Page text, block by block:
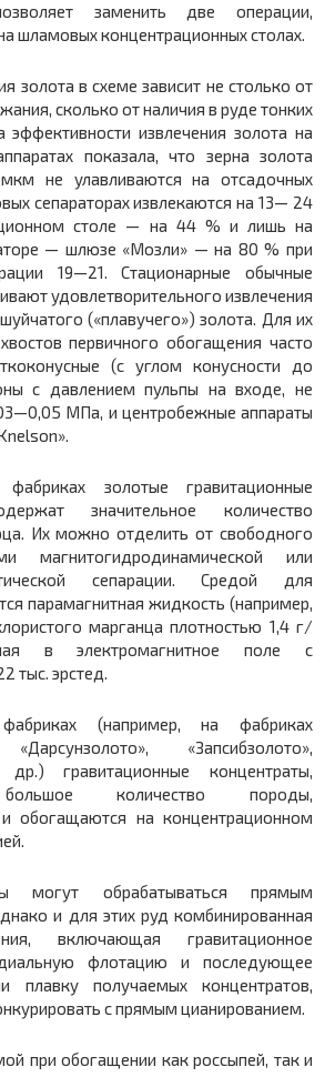
заменить две операции,
шламовых концентрационных столах.
золота в схеме зависит не столько от
сколько от наличия в руде тонких
эффективности извлечения золота на
показала, что зерна золота
не улавливаются на отсадочных
сепараторах извлекаются на 13— 24
столе — на 44 % и лишь на
— шлюзе «Мозли» — на 80 % при
19—21. Стационарные обычные
удовлетворительного извлечения
(«плавучего») золота. Для их
первичного обогащения часто
(с углом конусности до
с давлением пульпы на входе, не
МПа, и центробежные аппараты
золотые гравитационные
значительное количество
Их можно отделить от свободного
магнитогидродинамической или
сепарации. Средой для
парамагнитная жидкость (например,
марганца плотностью 1,4 г/
в электромагнитное поле с
тыс. эрстед.
(например, на фабриках
«Запсибзолото»,
гравитационные концентраты,
количество породы,
обогащаются на концентрационном
могут обрабатываться прямым
и для этих руд комбинированная
включающая гравитационное
флотацию и последующее
плавку получаемых концентратов,
с прямым цианированием.
при обогащении как россыпей, так и